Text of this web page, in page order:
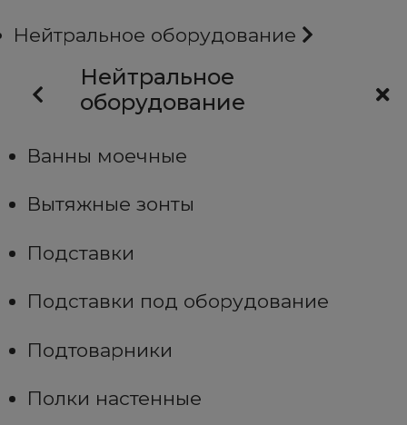
Нейтральное оборудование
Нейтральное
оборудование
Ванны моечные
Вытяжные зонты
Подставки
Подставки под оборудование
Подтоварники
Полки настенные